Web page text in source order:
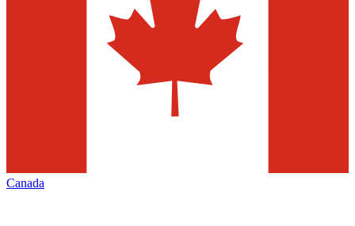
Canada